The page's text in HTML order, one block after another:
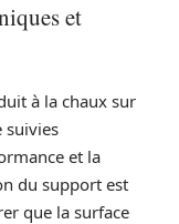
et
à la chaux sur
suivies
et la
du support est
que la surface